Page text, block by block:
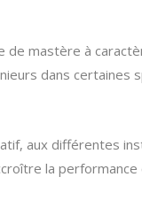
mastère à
dans certaines
aux différentes
la performance